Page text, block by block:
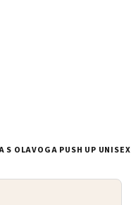
S OLAVOGA PUSH UP UNISEX